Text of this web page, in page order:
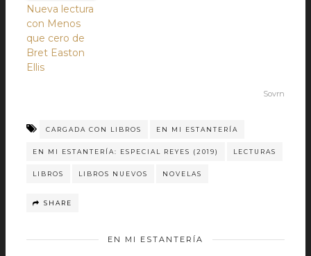
Nueva lectura
con Menos
que cero de
Bret Easton
Ellis
Sovrn
CARGADA CON LIBROS EN MI ESTANTERÍA
EN MI ESTANTERÍA: ESPECIAL REYES (2019) LECTURAS
LIBROS LIBROS NUEVOS NOVELAS
SHARE
EN MI ESTANTERÍA